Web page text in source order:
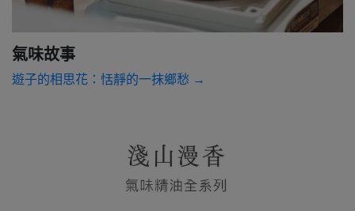
氣味故事
遊子的相思花：恬靜的一抹鄉愁 →